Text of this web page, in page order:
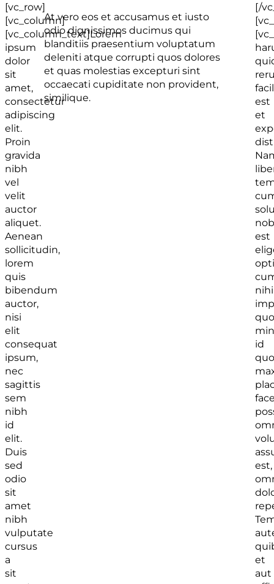
[vc_row]
[vc_column]
[vc_column_text]Lorem
ipsum
dolor
sit
amet,
consectetur
adipiscing
elit.
Proin
gravida
nibh
vel
velit
auctor
aliquet.
Aenean
sollicitudin,
lorem
quis
bibendum
auctor,
nisi
elit
consequat
ipsum,
nec
sagittis
sem
nibh
id
elit.
Duis
sed
odio
sit
amet
nibh
vulputate
cursus
a
sit
At vero eos et accusamus et iusto
odio dignissimos ducimus qui
blanditiis praesentium voluptatum
deleniti atque corrupti quos dolores
et quas molestias excepturi sint
occaecati cupiditate non provident,
similique.
[/
est
et
est
quo
id
est,
et
aut